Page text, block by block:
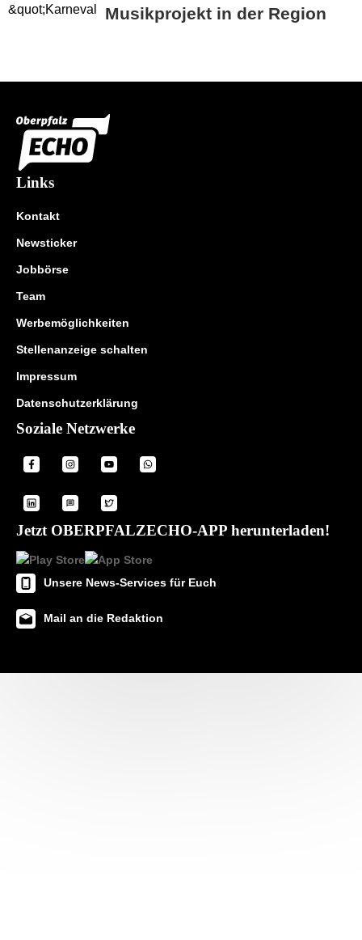
Musikprojekt in der Region
Links
Kontakt
Newsticker
Jobbörse
Team
Werbemöglichkeiten
Stellenanzeige schalten
Impressum
Datenschutzerklärung
Soziale Netzwerke
Jetzt OBERPFALZECHO-APP herunterladen!
Unsere News-Services für Euch
Mail an die Redaktion